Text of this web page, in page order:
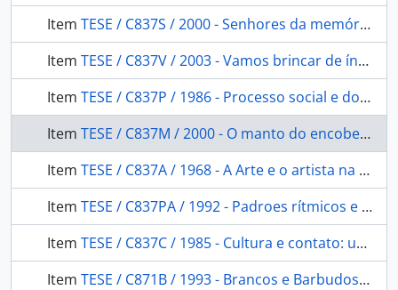
Item TESE / C837S / 2000 - Senhores da memória: história no universo das Nambiquara do Cerrado 1942-1968
Item TESE / C837V / 2003 - Vamos brincar de índio?: práticas e representaçoes sobre a temática indígena na escola
Item TESE / C837P / 1986 - Processo social e doença: tuberculose em grupos indígenas brasileiros
Item TESE / C837M / 2000 - O manto do encoberto: territorialização dos Chiquitano
Item TESE / C837A / 1968 - A Arte e o artista na sociedade Karajá
Item TESE / C837PA / 1992 - Padroes rítmicos e marcação de caso em Marubo (Pano)
Item TESE / C837C / 1985 - Cultura e contato: um estudo da sociedade Paresi no contexto das relaçoes interetnicas
Item TESE / C871B / 1993 - Brancos e Barbudos da Amazonia: os Mayoruna na história